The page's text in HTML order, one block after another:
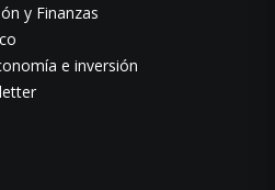
y Finanzas
e inversión